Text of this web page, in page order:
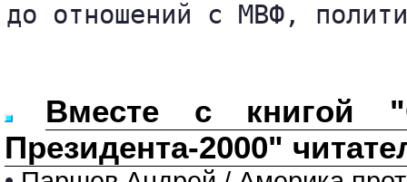
Вместе с книгой
Президента-2000"